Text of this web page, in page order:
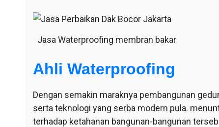
Jasa Waterproofing membran bakar
Ahli Waterproofing
Dengan semakin maraknya pembangunan
serta teknologi yang serba modern pula.
terhadap ketahanan bangunan-bangunan